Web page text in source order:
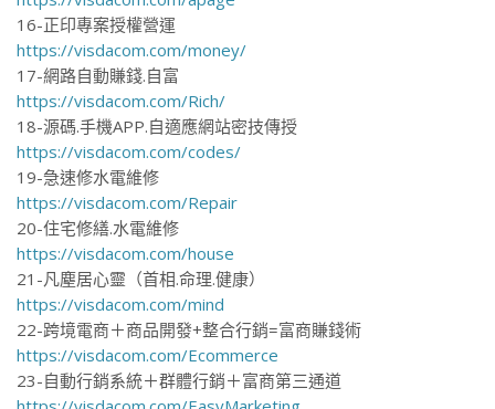
16-正印專案授權營運
https://visdacom.com/money/
17-網路自動賺錢.自富
https://visdacom.com/Rich/
18-源碼.手機APP.自適應網站密技傳授
https://visdacom.com/codes/
19-急速修水電維修
https://visdacom.com/Repair
20-住宅修繕.水電維修
https://visdacom.com/house
21-凡塵居心靈（首相.命理.健康）
https://visdacom.com/mind
22-跨境電商＋商品開發+整合行銷=富商賺錢術
https://visdacom.com/Ecommerce
23-自動行銷系統＋群體行銷＋富商第三通道